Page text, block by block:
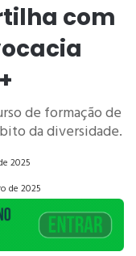
com
de formação de
da diversidade.
2025
de 2025